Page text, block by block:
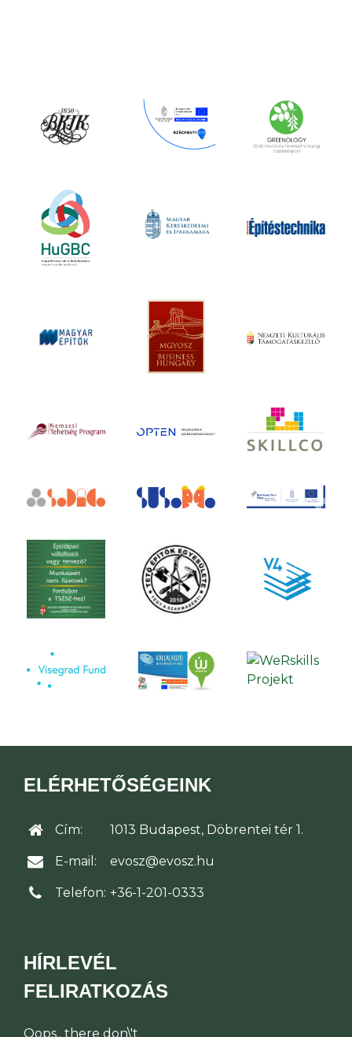
ELÉRHETŐSÉGEINK
Cím: 1013 Budapest, Döbrentei tér 1.
E-mail: evosz@evosz.hu
Telefon: +36-1-201-0333
HÍRLEVÉL
FELIRATKOZÁS
Oops.. there don\'t